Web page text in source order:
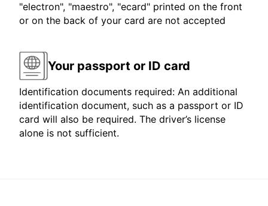
"electron", "maestro", "ecard" printed on the front
or on the back of your card are not accepted
Your passport or ID card
Identification documents required: An additional
identification document, such as a passport or ID
card will also be required. The driver’s license
alone is not sufficient.